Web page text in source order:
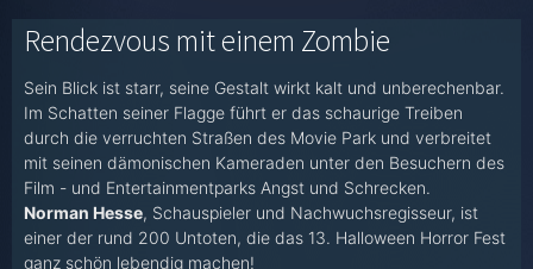
Rendezvous mit einem Zombie
Sein Blick ist starr, seine Gestalt wirkt kalt und unberechenbar.
Im Schatten seiner Flagge führt er das schaurige Treiben
durch die verruchten Straßen des Movie Park und verbreitet
mit seinen dämonischen Kameraden unter den Besuchern des
Film - und Entertainmentparks Angst und Schrecken.
Norman Hesse, Schauspieler und Nachwuchsregisseur, ist
einer der rund 200 Untoten, die das 13. Halloween Horror Fest
ganz schön lebendig machen!